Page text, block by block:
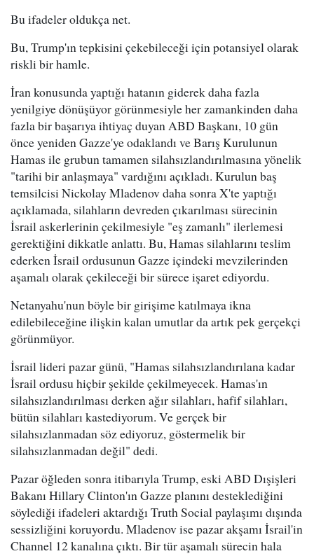
Bu ifadeler oldukça net.
Bu, Trump'ın tepkisini çekebileceği için potansiyel olarak
riskli bir hamle.
İran konusunda yaptığı hatanın giderek daha fazla
yenilgiye dönüşüyor görünmesiyle her zamankinden daha
fazla bir başarıya ihtiyaç duyan ABD Başkanı, 10 gün
önce yeniden Gazze'ye odaklandı ve Barış Kurulunun
Hamas ile grubun tamamen silahsızlandırılmasına yönelik
"tarihi bir anlaşmaya" vardığını açıkladı. Kurulun baş
temsilcisi Nickolay Mladenov daha sonra X'te yaptığı
açıklamada, silahların devreden çıkarılması sürecinin
İsrail askerlerinin çekilmesiyle "eş zamanlı" ilerlemesi
gerektiğini dikkatle anlattı. Bu, Hamas silahlarını teslim
ederken İsrail ordusunun Gazze içindeki mevzilerinden
aşamalı olarak çekileceği bir sürece işaret ediyordu.
Netanyahu'nun böyle bir girişime katılmaya ikna
edilebileceğine ilişkin kalan umutlar da artık pek gerçekçi
görünmüyor.
İsrail lideri pazar günü, "Hamas silahsızlandırılana kadar
İsrail ordusu hiçbir şekilde çekilmeyecek. Hamas'ın
silahsızlandırılması derken ağır silahları, hafif silahları,
bütün silahları kastediyorum. Ve gerçek bir
silahsızlanmadan söz ediyoruz, göstermelik bir
silahsızlanmadan değil" dedi.
Pazar öğleden sonra itibarıyla Trump, eski ABD Dışişleri
Bakanı Hillary Clinton'ın Gazze planını desteklediğini
söylediği ifadeleri aktardığı Truth Social paylaşımı dışında
sessizliğini koruyordu. Mladenov ise pazar akşamı İsrail'in
Channel 12 kanalına çıktı. Bir tür aşamalı sürecin hala